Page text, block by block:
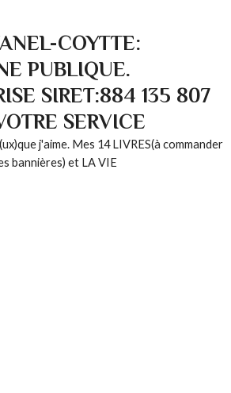
COYTTE:
PUBLIQUE.
SIRET:884 135 807
SERVICE
j'aime. Mes 14 LIVRES(à commander
bannières) et LA VIE